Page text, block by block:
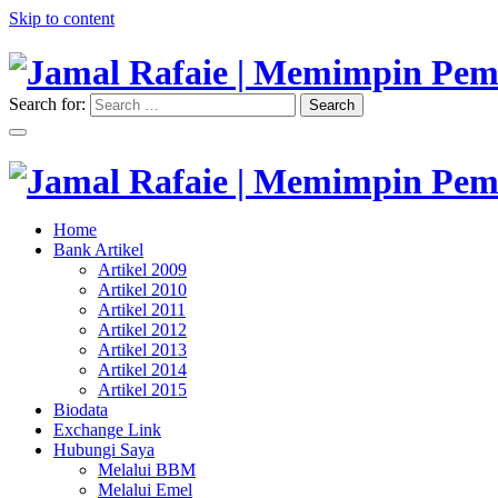
Skip to content
Jamal Rafaie | Memimpin
"Memimpin Pemikiran"
Search for: Search
Jamal Rafaie | Memimpin
"Memimpin Pemikiran"
Home
Bank Artikel
Artikel 2009
Artikel 2010
Artikel 2011
Artikel 2012
Artikel 2013
Artikel 2014
Artikel 2015
Biodata
Exchange Link
Hubungi Saya
Melalui BBM
Melalui Emel